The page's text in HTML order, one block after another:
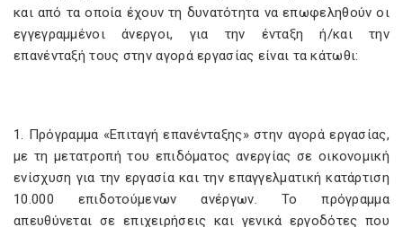
και από τα οποία έχουν τη δυνατότητα να επωφεληθούν οι
εγγεγραμμένοι άνεργοι, για την ένταξη ή/και την
επανένταξή τους στην αγορά εργασίας είναι τα κάτωθι:
1. Πρόγραμμα «Επιταγή επανένταξης» στην αγορά εργασίας,
με τη μετατροπή του επιδόματος ανεργίας σε οικονομική
ενίσχυση για την εργασία και την επαγγελματική κατάρτιση
10.000 επιδοτούμενων ανέργων. Το πρόγραμμα
απευθύνεται σε επιχειρήσεις και γενικά εργοδότες που